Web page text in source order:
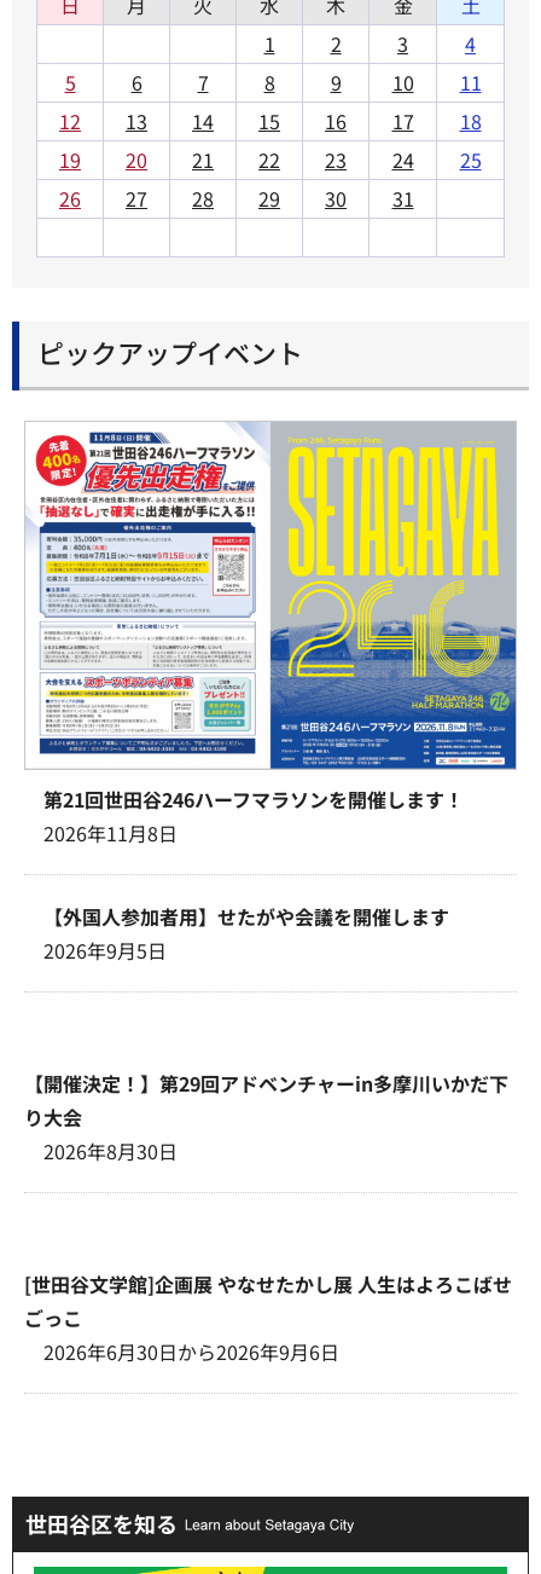
1
2 3
4
5
6 7 8 9 10
11
12
13 14 15 16 17
18
19
20 21 22 23 24
25
26
27 28 29 30 31
ピックアップイベント
第21回世田谷246ハーフマラソンを開催します！
2026年11月8日
【外国人参加者用】せたがや会議を開催します
2026年9月5日
【開催決定！】第29回アドベンチャーin多摩川いかだ下
り大会
2026年8月30日
[世田谷文学館]企画展 やなせたかし展 人生はよろこばせ
ごっこ
2026年6月30日から2026年9月6日
世田谷区を知る